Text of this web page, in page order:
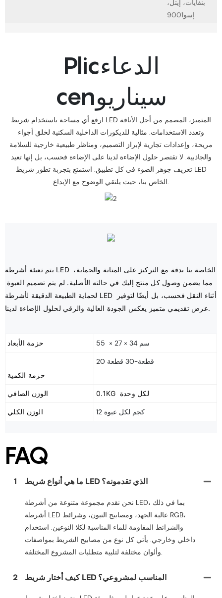
بنفايات، إيتل،
إسو9001
Plicالدعاء
cenسيناريو
ارفع أي مساحة باستخدام شريط LED المتميز، المصمم من أجل الأناقة
وتعدد الاستخدامات. مثالية للديكورات الداخلية السكنية لخلق أجواء
مريحة، وإعدادات تجارية لإبراز التصميم، ومناظر طبيعية خارجية للسلامة
والجاذبية. لا تقتصر حلول الإضاءة لدينا على الإضاءة فحسب، بل إنها تعيد
تعريف جوهر الضوء في كل تطبيق. استمتع بتجربة تطور شريط LED
الخاص بنا، حيث يلتقي الوضوح مع الإبداع.
يتم تعبئة أشرطة LED الخاصة بنا بدقة مع التركيز على المتانة والحماية،
لحماية الطبيعة الدقيقة لأشرطة LED أثناء النقل فحسب، بل أيضًا لتوفير
حزمة الأبعاد 55 × 27 × 34 سم
20 قطعة-30 قطعة
الوزن الصافي 0.1KG لكل وحدة
الوزن الكلي 12 كجم لكل عبوة
FAQ
1 ما هي أنواع شريط LED الذي تقدمونه؟
نحن نقدم مجموعة متنوعة من أشرطة LED، بما في ذلك
أشرطة LED عالية الجهد، ومصابيح النيون، وشرائط RGB،
والشرائط المقاومة للماء المناسبة لكلا النوعين. استخدام
داخلي وخارجي. يأتي كل نوع من مصابيح الشريط بمواصفات
2 كيف أختار شريط LED المناسب لمشروعي؟